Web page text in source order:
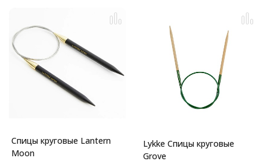
Спицы круговые Lantern
Moon
Lykke Спицы круговые
Grove